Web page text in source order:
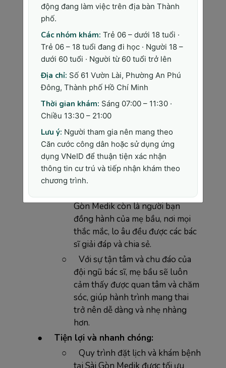
●
Trang thiết bị hiện đại:
thống siêu âm 4D tiên tiến, máy
Doppler màu hiện đại cùng các
thiết bị xét nghiệm chất lượng
cao, giúp chẩn đoán chính xác và
phát hiện sớm mọi bất thường
của thai nhi.
○
Trang thiết bị hiện đại không
quyết định đúng đắn mà còn
đảm bảo sự an toàn cho cả mẹ và
bé trong suốt thai kỳ.
●
Dịch vụ chăm sóc tận tâm:
Không chỉ là nơi khám bệnh, Sài
Gòn Medik còn là người bạn
đồng hành của mẹ bầu, nơi mọi
thắc mắc, lo âu đều được các bác
sĩ giải đáp và chia sẻ.
○
Với sự tận tâm và chu đáo của
đội ngũ bác sĩ, mẹ bầu sẽ luôn
cảm thấy được quan tâm và chăm
sóc, giúp hành trình mang thai
trở nên dễ dàng và nhẹ nhàng
hơn.
●
Tiện lợi và nhanh chóng:
○
Quy trình đặt lịch và khám bệnh
động đang làm việc trên địa bàn Thành
phố.
Các nhóm khám: Trẻ 06 – dưới 18 tuổi ·
Trẻ 06 – 18 tuổi đang đi học · Người 18 –
dưới 60 tuổi · Người từ 60 tuổi trở lên
Địa chỉ: Số 61 Vườn Lài, Phường An Phú
Đông, Thành phố Hồ Chí Minh
Thời gian khám: Sáng 07:00 – 11:30 ·
Chiều 13:30 – 21:00
Lưu ý: Người tham gia nên mang theo
Căn cước công dân hoặc sử dụng ứng
dụng VNeID để thuận tiện xác nhận
thông tin cư trú và tiếp nhận khám theo
chương trình.